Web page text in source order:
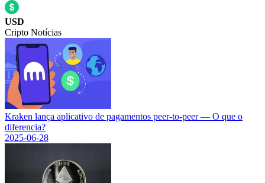
USD
Cripto Notícias
Kraken lança aplicativo de pagamentos peer-to-peer — O que o
diferencia?
2025-06-28